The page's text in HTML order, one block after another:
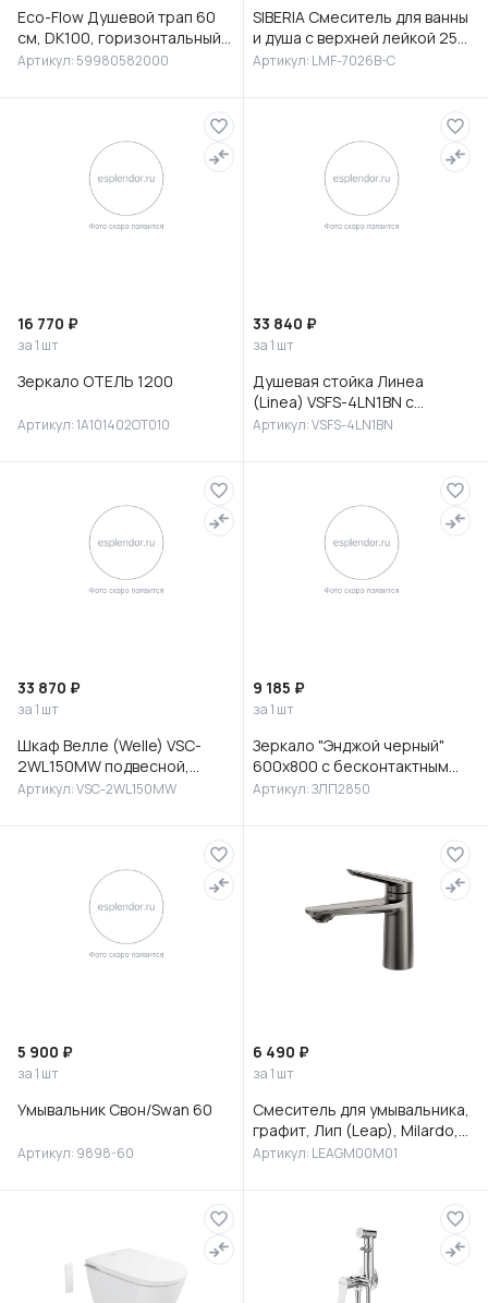
Eco-Flow Душевой трап 60
см, DK100, горизонтальный
сифон 60 мм, матовый
Артикул: 59980582000
SIBERIA Смеситель для ванны
и душа с верхней лейкой 25
см, с изливом, латунь, хром,
Артикул: LMF-7026B-C
16 770 ₽
за 1 шт
Зеркало ОТЕЛЬ 1200
Артикул: 1A101402OT010
33 840 ₽
за 1 шт
Душевая стойка Линеа
(Linea) VSFS-4LN1BN с
изливом, брашированный
Артикул: VSFS-4LN1BN
33 870 ₽
за 1 шт
Шкаф Велле (Welle) VSC-
2WL150MW подвесной,
1500*350*300, Белый
Артикул: VSC-2WL150MW
9 185 ₽
за 1 шт
Зеркало "Энджой черный"
600х800 с бесконтактным
сенсором и холодной
Артикул: ЗЛП2850
5 900 ₽
за 1 шт
Умывальник Свон/Swan 60
Артикул: 9898-60
6 490 ₽
за 1 шт
Смеситель для умывальника,
графит, Лип (Leap), Milardo,
LEAGM00M01
Артикул: LEAGM00M01